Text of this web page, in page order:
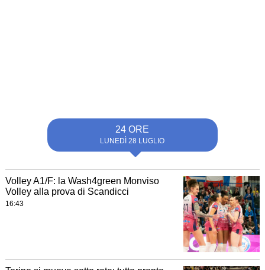
24 ORE
LUNEDÌ 28 LUGLIO
Volley A1/F: la Wash4green Monviso
Volley alla prova di Scandicci
16:43